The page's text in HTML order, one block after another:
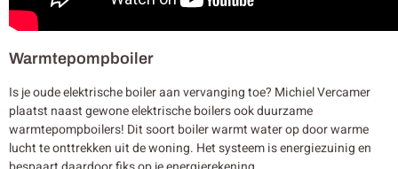
Warmtepompboiler
Is je oude elektrische boiler aan vervanging toe? Michiel Vercamer
plaatst naast gewone elektrische boilers ook duurzame
warmtepompboilers! Dit soort boiler warmt water op door warme
lucht te onttrekken uit de woning. Het systeem is energiezuinig en